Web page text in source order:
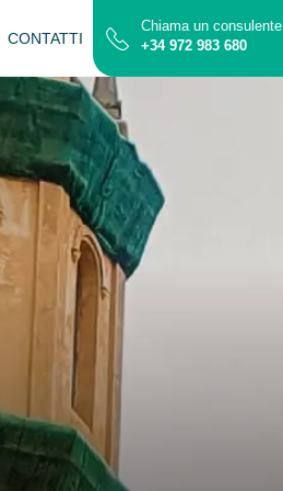
CONTATTI Mappa
Chiama un consulente
+34 972 983 680